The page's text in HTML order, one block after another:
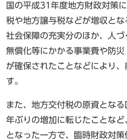
国の平成31年度地方財政対策
税や地方譲与税などが増収とな
社会保障の充実分のほか、人
無償化等にかかる事業費や防
が確保されたことなどにより
す。
また、地方交付税の原資とな
年ぶりの増加に転じたことな
となった一方で、臨時財政対